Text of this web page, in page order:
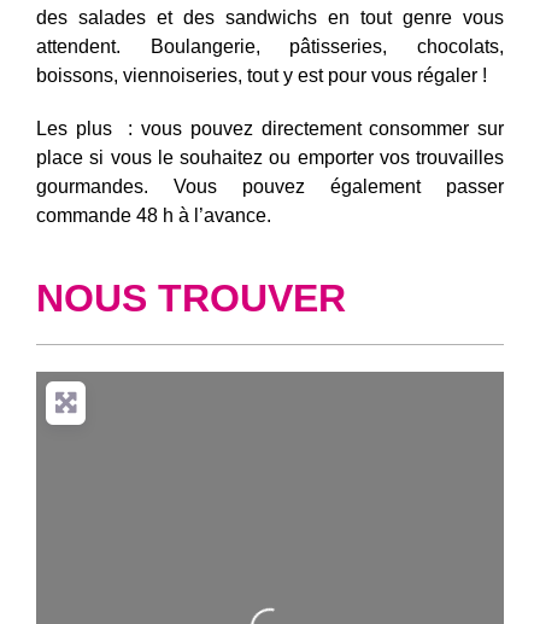
des salades et des sandwichs en tout genre vous
attendent. Boulangerie, pâtisseries, chocolats,
boissons, viennoiseries, tout y est pour vous régaler !
Les plus : vous pouvez directement consommer sur
place si vous le souhaitez ou emporter vos trouvailles
gourmandes. Vous pouvez également passer
commande 48 h à l’avance.
NOUS TROUVER